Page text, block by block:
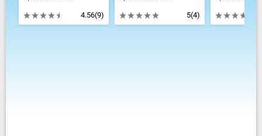
4.56(9)
5(4)